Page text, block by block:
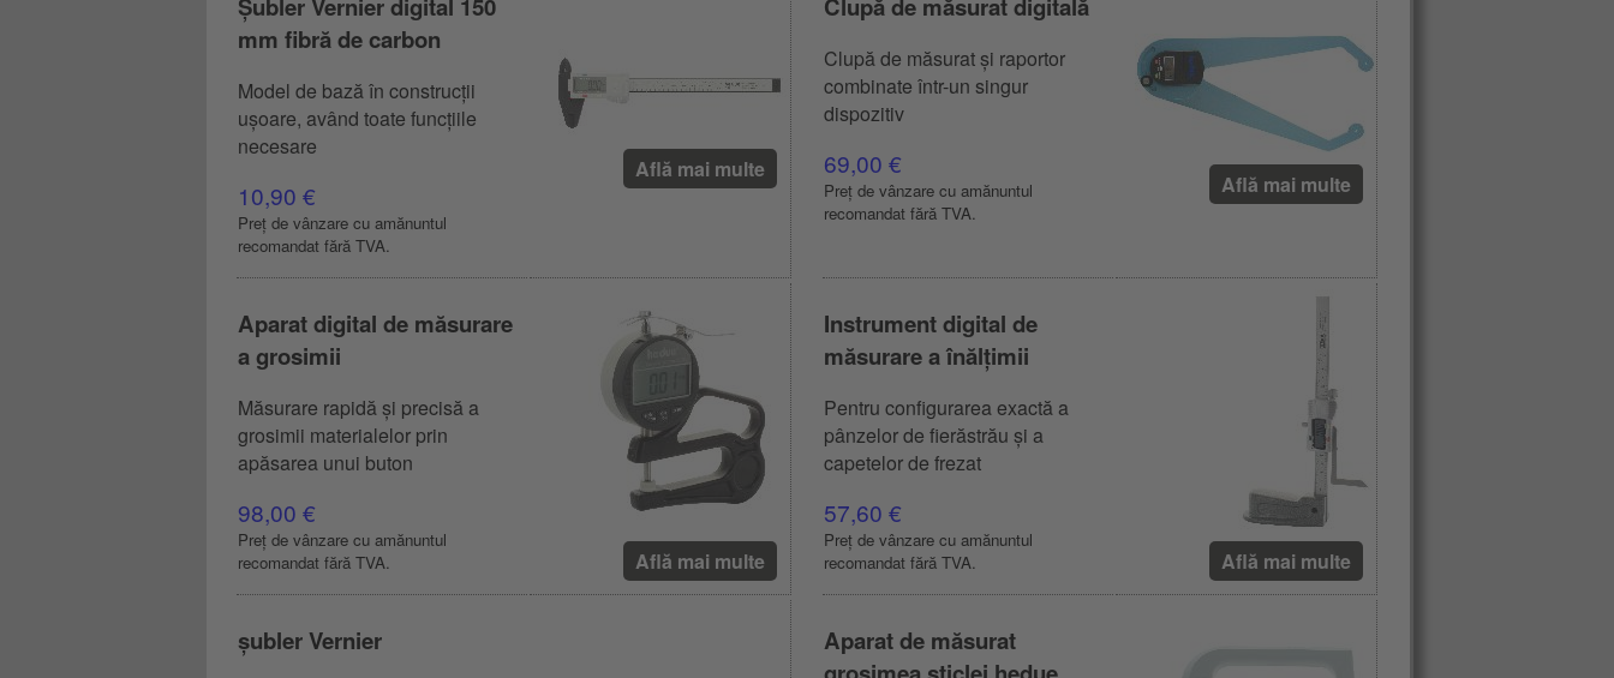
mm fibră de carbon
Model de bază în construcții
ușoare, având toate funcțiile
necesare
10,90 €
Preț de vânzare cu amănuntul
recomandat fără TVA.
Află mai multe
Clupă de măsurat și raportor
combinate într-un singur
dispozitiv
69,00 €
Preț de vânzare cu amănuntul
recomandat fără TVA.
Află mai multe
Aparat digital de măsurare
a grosimii
Măsurare rapidă și precisă a
grosimii materialelor prin
apăsarea unui buton
98,00 €
Preț de vânzare cu amănuntul
recomandat fără TVA.
Află mai multe
Instrument digital de
măsurare a înălțimii
Pentru configurarea exactă a
pânzelor de fierăstrău și a
capetelor de frezat
57,60 €
Preț de vânzare cu amănuntul
recomandat fără TVA.
Află mai multe
șubler Vernier
Aparat de măsurat